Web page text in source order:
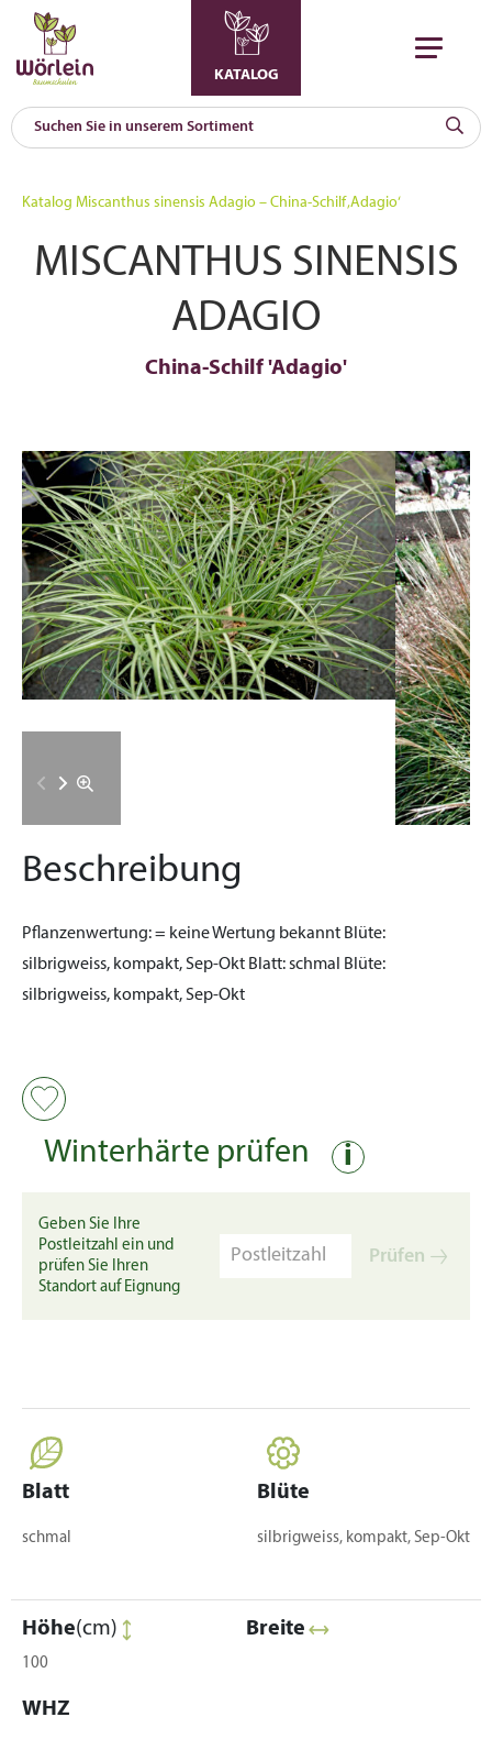
KATALOG
Katalog Miscanthus sinensis Adagio – China-Schilf ‚Adagio‘
MISCANTHUS SINENSIS
ADAGIO
China-Schilf 'Adagio'
Beschreibung
Pflanzenwertung:= keine Wertung bekannt Blüte:
silbrigweiss, kompakt, Sep-Okt Blatt:schmal
Blüte:
silbrigweiss, kompakt, Sep-Okt
Winterhärte prüfen i
Geben Sie Ihre
Postleitzahl ein und
prüfen Sie Ihren
Standort auf Eignung
Prüfen
Blatt
schmal
Blüte
silbrigweiss, kompakt, Sep-Okt
Höhe(cm)
100
Breite
WHZ